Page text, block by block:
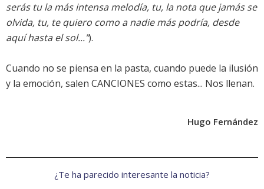
serás tu la más intensa melodía, tu, la nota que jamás se
olvida, tu, te quiero como a nadie más podría, desde
aquí hasta el sol...").
Cuando no se piensa en la pasta, cuando puede la ilusión
y la emoción, salen CANCIONES como estas... Nos llenan.
Hugo Fernández
¿Te ha parecido interesante la noticia?